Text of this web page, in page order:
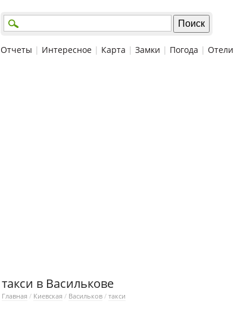
Отчеты | Интересное | Карта | Замки | Погода | Отели
такси в Василькове
Главная / Киевская / Васильков / такси